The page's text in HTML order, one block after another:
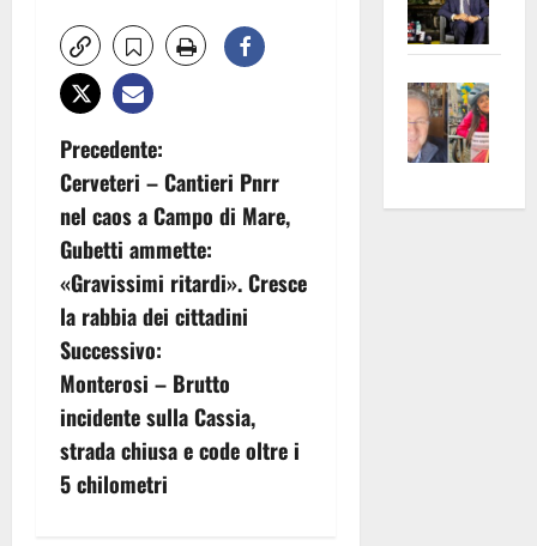
N
a
v
i
g
a
z
i
Precedente:
Cerveteri – Cantieri Pnrr
nel caos a Campo di Mare,
Gubetti ammette:
«Gravissimi ritardi». Cresce
la rabbia dei cittadini
Successivo:
Monterosi – Brutto
incidente sulla Cassia,
strada chiusa e code oltre i
5 chilometri
euro
apre